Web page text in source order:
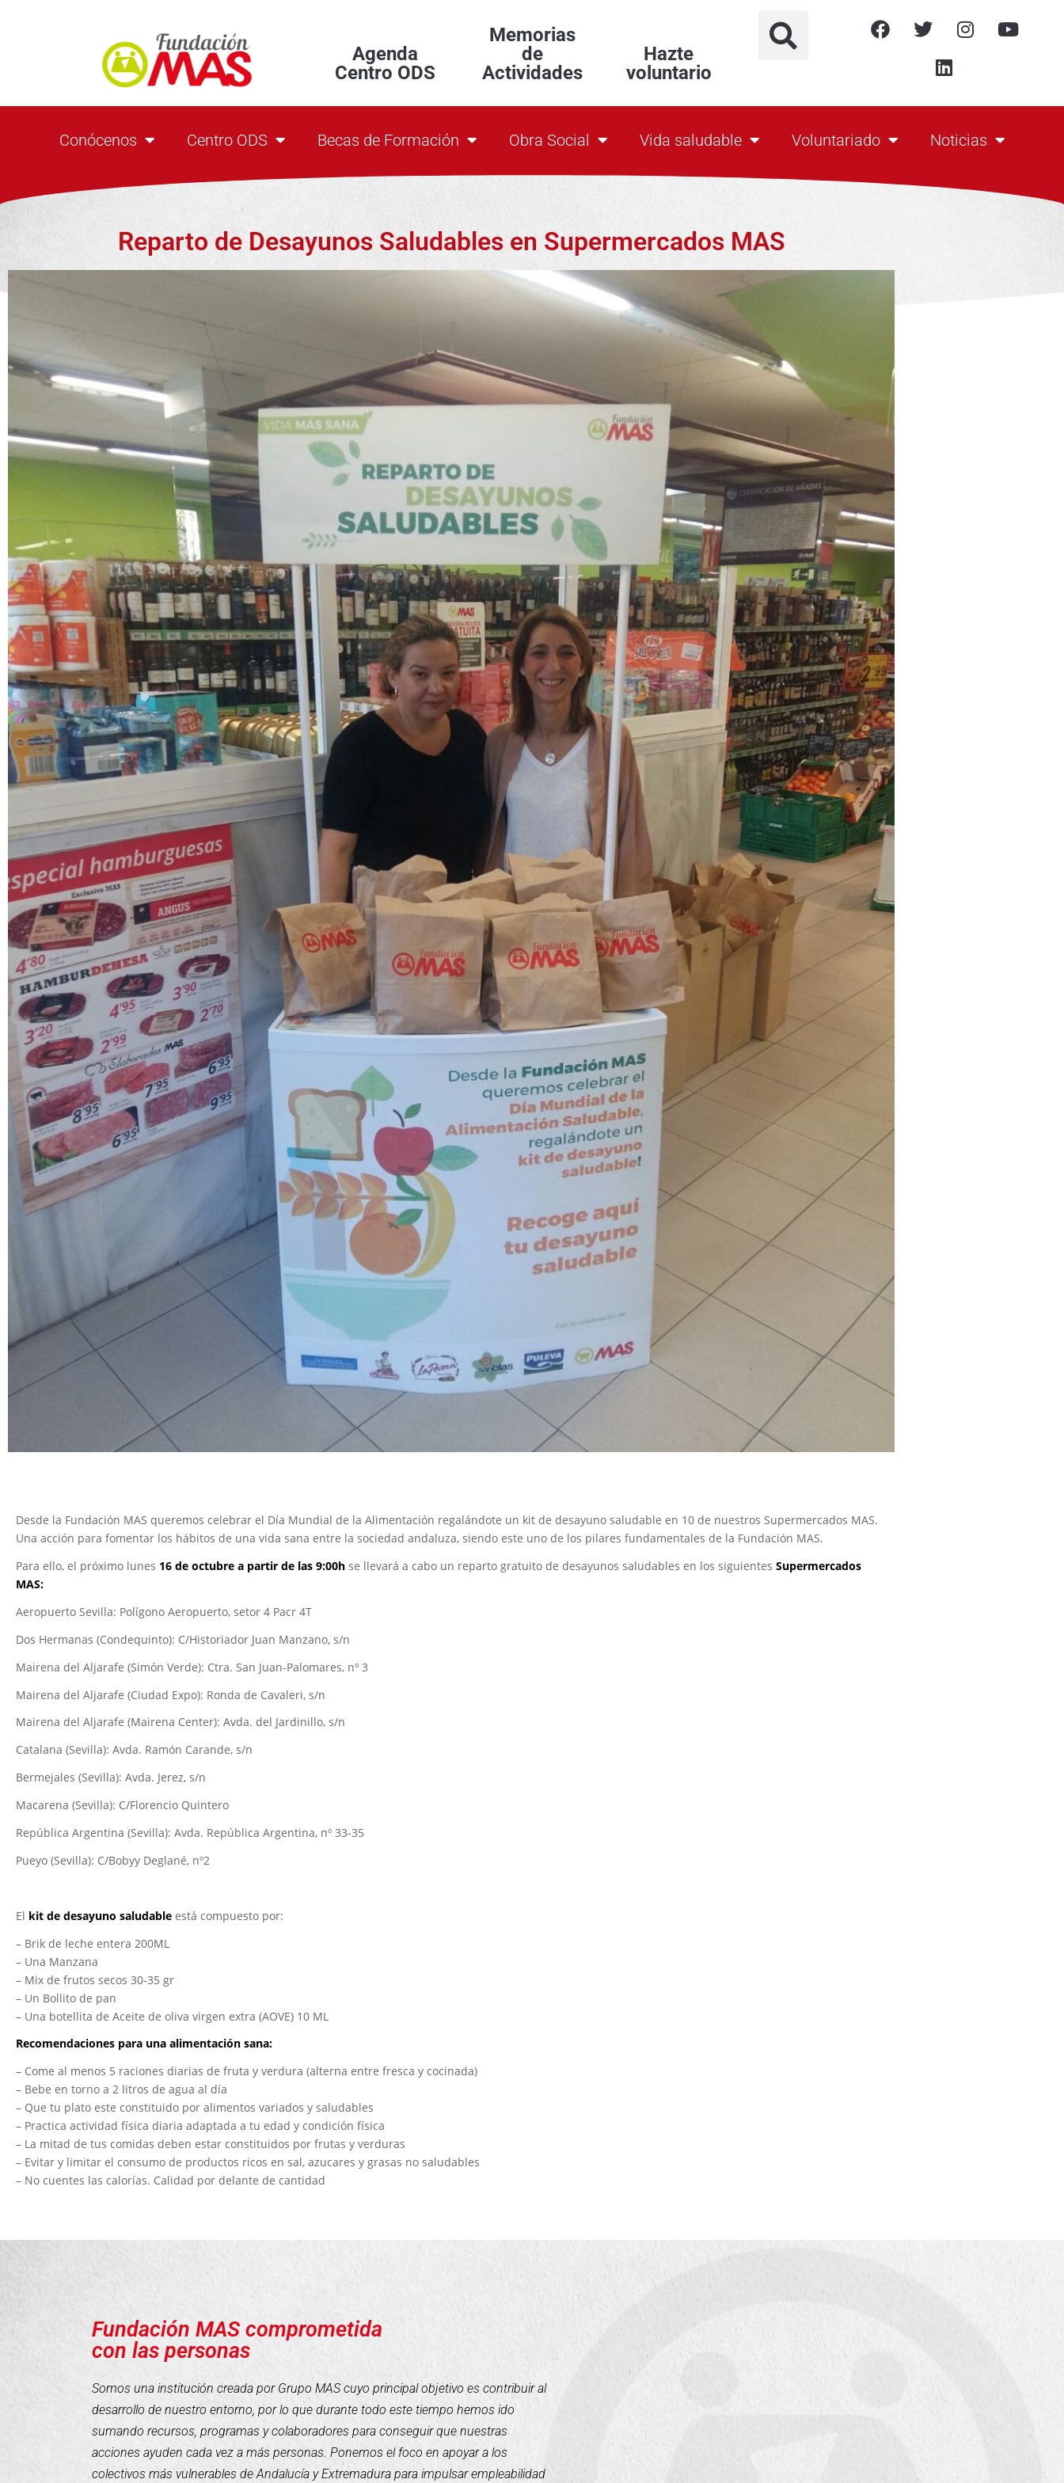
Agenda
Centro ODS
Memorias
de
Actividades
Hazte
voluntario
Conócenos Centro ODS Becas de Formación Obra Social Vida saludable Voluntariado Noticias
Reparto de Desayunos Saludables en Supermercados MAS
Desde la Fundación MAS queremos celebrar el Día Mundial de la Alimentación regalándote un kit de desayuno saludable en 10 de nuestros Supermercados MAS.
Una acción para fomentar los hábitos de una vida sana entre la sociedad andaluza, siendo este uno de los pilares fundamentales de la Fundación MAS.
Para ello, el próximo lunes 16 de octubre a partir de las 9:00h se llevará a cabo un reparto gratuito de desayunos saludables en los siguientes Supermercados
MAS:
Aeropuerto Sevilla: Polígono Aeropuerto, setor 4 Pacr 4T
Dos Hermanas (Condequinto): C/Historiador Juan Manzano, s/n
Mairena del Aljarafe (Simón Verde): Ctra. San Juan-Palomares, nº 3
Mairena del Aljarafe (Ciudad Expo): Ronda de Cavaleri, s/n
Mairena del Aljarafe (Mairena Center): Avda. del Jardinillo, s/n
Catalana (Sevilla): Avda. Ramón Carande, s/n
Bermejales (Sevilla): Avda. Jerez, s/n
Macarena (Sevilla): C/Florencio Quintero
República Argentina (Sevilla): Avda. República Argentina, nº 33-35
Pueyo (Sevilla): C/Bobyy Deglané, nº2
El kit de desayuno saludable está compuesto por:
– Brik de leche entera 200ML
– Una Manzana
– Mix de frutos secos 30-35 gr
– Un Bollito de pan
– Una botellita de Aceite de oliva virgen extra (AOVE) 10 ML
Recomendaciones para una alimentación sana:
– Come al menos 5 raciones diarias de fruta y verdura (alterna entre fresca y cocinada)
– Bebe en torno a 2 litros de agua al día
– Que tu plato este constituido por alimentos variados y saludables
– Practica actividad física diaria adaptada a tu edad y condición física
– La mitad de tus comidas deben estar constituidos por frutas y verduras
– Evitar y limitar el consumo de productos ricos en sal, azucares y grasas no saludables
– No cuentes las calorías. Calidad por delante de cantidad
Fundación MAS comprometida
con las personas
Somos una institución creada por Grupo MAS cuyo principal objetivo es contribuir al
desarrollo de nuestro entorno, por lo que durante todo este tiempo hemos ido
sumando recursos, programas y colaboradores para conseguir que nuestras
acciones ayuden cada vez a más personas. Ponemos el foco en apoyar a los
colectivos más vulnerables de Andalucía y Extremadura para impulsar empleabilidad